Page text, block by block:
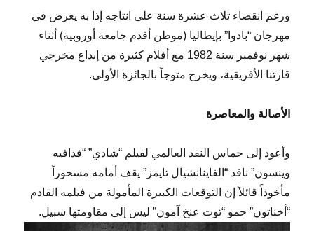
ورغم انقضاء ثلاث عشرة سنة على انتاجه إذا به يعرض في
مهرجان “بادوا” بإيطاليا (موطن أقدم جامعة أوروبية) أثناء
شهر نوفمبر سنة 1982 مع أفلام كثيرة من إبداع مخرجي
قارتنا الأفريقية، ويخرج متوجاً بالجائزة الأولى.
الأصالة والمعاصرة
وأعود إلى حماس النقد العالمي لفيلم “شادي” “فدافيه
وينسون” ناقد “الفاينانشيال تايمز” يقف أمامه مسحوراً
مأخوذاً قائلاً إن التوقعات الكبيرة المأمولة من فيلمه القادم
“أخناتون” حمو “توت عنخ آمون” ليس إلى مقاومتها سبيل.